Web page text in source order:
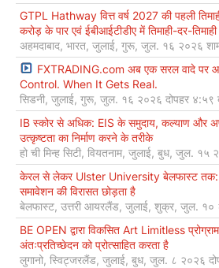
GTPL Hathway वित्त वर्ष 2027 की पहली
करोड़ के पार एवं ईबीआईटीडीए में तिमाही-दर-
अहमदाबाद, भारत, जुलाई, गुरू, जुल. १६ २०२६
FXTRADING.com अब एक सरल वादे पर
Control. When It Gets Real.
सिडनी, जुलाई, गुरू, जुल. १६ २०२६ दोपहर ४:५९
IB स्कोर से अधिक: EIS के समुदाय, कल्याण और
उत्कृष्टता का निर्माण करने के तरीके
हो ची मिन्ह सिटी, वियतनाम, जुलाई, बुध, जुल.
केरल से लेकर Ulster University बेलफास्ट तक:
समावेशन की विरासत छोड़ता है
बेलफास्ट, उत्तरी आयरलैंड, जुलाई, शुक्र, जुल. १०
BE OPEN द्वारा विकसित Art Limitless
अंतःप्रतिच्छेदन को प्रोत्साहित करता है
लुगानो, स्विट्जरलैंड, जुलाई, बुध, जुल. ८ २०२६